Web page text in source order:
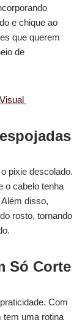
e chique ao
que querem
de
pixie descolado.
o cabelo tenha
disso,
rosto, tornando
Só Corte
Com
tem uma rotina